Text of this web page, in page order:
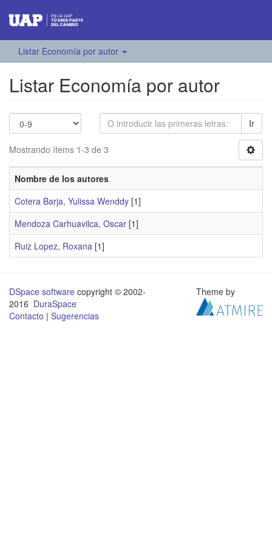
Listar Economía por autor
Listar Economía por autor
Ir
Mostrando ítems 1-3 de 3
Nombre de los autores
Cotera Barja, Yulissa Wenddy [1]
Mendoza Carhuavilca, Oscar [1]
Ruiz Lopez, Roxana [1]
DSpace software copyright © 2002-
2016 DuraSpace
Contacto | Sugerencias
Theme by